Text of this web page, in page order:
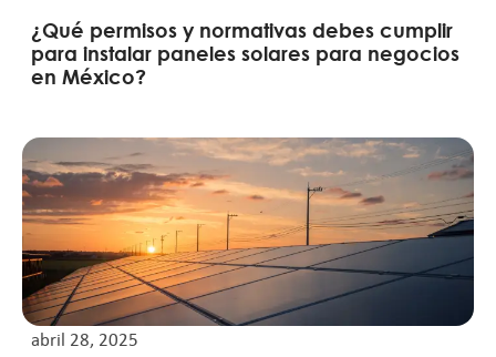
¿Qué permisos y normativas debes cumplir
para instalar paneles solares para negocios
en México?
abril 28, 2025